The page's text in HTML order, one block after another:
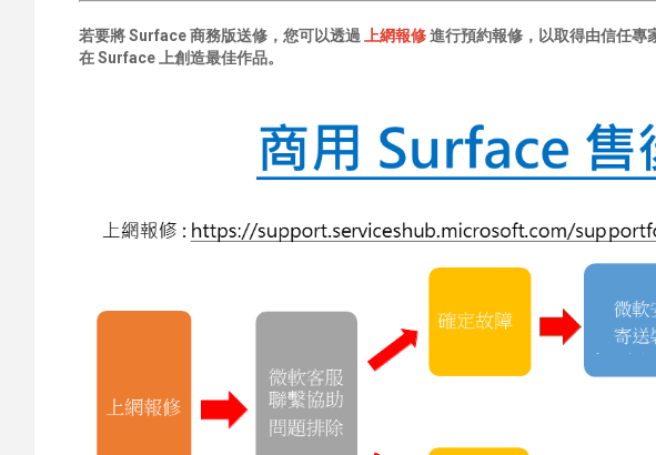
若要將 Surface 商務版送修，您可以透過 上網報修進行預約報修，以取得由信任專
在 Surface 上創造最佳作品。